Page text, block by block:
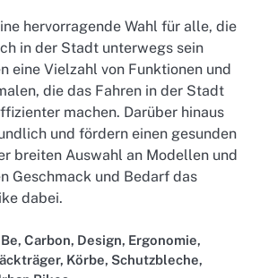
hervorragende Wahl für alle, die
in der Stadt unterwegs sein
eine Vielzahl von Funktionen und
die das Fahren in der Stadt
machen. Darüber hinaus
und fördern einen gesunden
breiten Auswahl an Modellen und
Geschmack und Bedarf das
dabei.
Be, Carbon, Design, Ergonomie,
, Körbe, Schutzbleche,